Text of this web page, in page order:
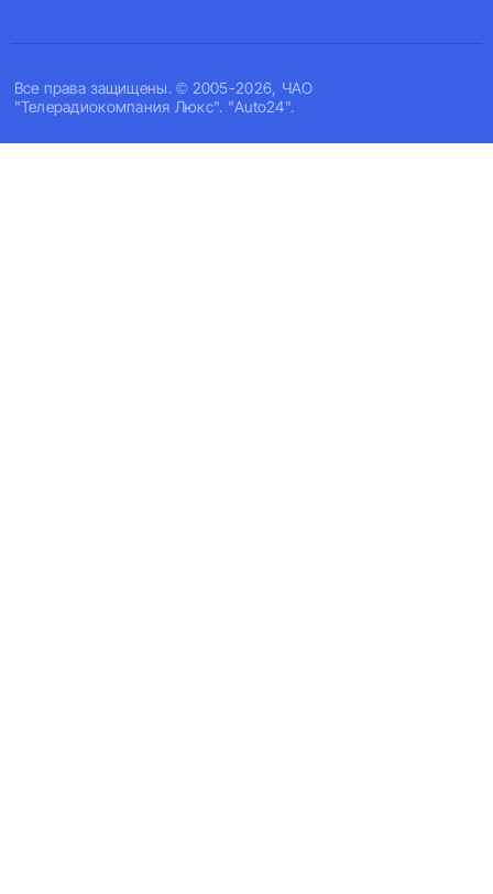
Все права защищены. © 2005-2026, ЧАО
"Телерадиокомпания Люкс". "Auto24".